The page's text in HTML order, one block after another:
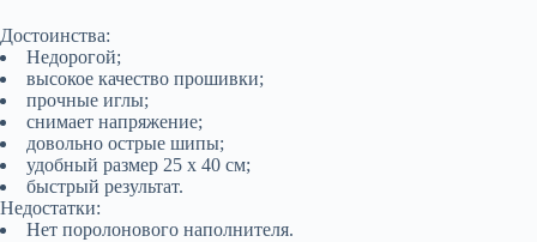
Достоинства:
Недорогой;
высокое качество прошивки;
прочные иглы;
снимает напряжение;
довольно острые шипы;
удобный размер 25 х 40 см;
быстрый результат.
Недостатки:
Нет поролонового наполнителя.